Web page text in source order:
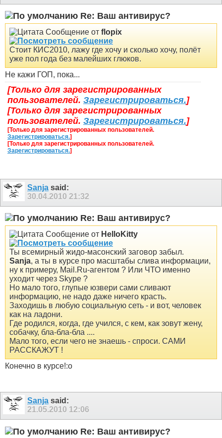
Re: Ваш антивирус?
Сообщение от flopix
Стоит КИС2010, лажу где хочу и сколько хочу, полёт
уже пол года без малейших глюков.
Не кажи ГОП, пока...
[Только для зарегистрированных
пользователей. Зарегистрироваться.]
[Только для зарегистрированных
пользователей. Зарегистрироваться.]
[Только для зарегистрированных пользователей.
Зарегистрироваться.]
[Только для зарегистрированных пользователей.
Зарегистрироваться.]
Sanja said:
30.04.2010 21:32
Re: Ваш антивирус?
Сообщение от HelloKitty
Ты всемирный жидо-масонский заговор забыл.
Sanja, а ты в курсе про масштабы слива информации,
ну к примеру, Mail.Ru-агентом ? Или ЧТО именно
уходит через Skype ?
Но мало того, глупые юзвери сами сливают
информацию, не надо даже ничего красть.
Заходишь в любую социальную сеть - и вот, человек
как на ладони.
Где родился, когда, где учился, с кем, как зовут жену,
собачку, бла-бла-бла ....
Мало того, если чего не знаешь - спроси. САМИ
РАССКАЖУТ !
Конечно в курсе!:o
Sanja said:
21.05.2010 12:06
Re: Ваш антивирус?